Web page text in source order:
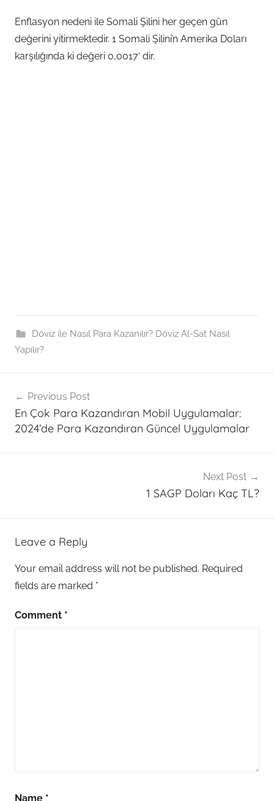
Enflasyon nedeni ile Somali Şilini her geçen gün
değerini yitirmektedir. 1 Somali Şilini’n Amerika Doları
karşılığında ki değeri 0,0017′ dir.
Döviz ile Nasıl Para Kazanılır? Döviz Al-Sat Nasıl
Yapılır?
a
r
a
,
o
m
l
r
navigation
Previous Post
En Çok Para Kazandıran Mobil Uygulamalar:
2024’de Para Kazandıran Güncel Uygulamalar
Next Post
1 SAGP Doları Kaç TL?
Leave a Reply
Your email address will not be published. Required
fields are marked *
Comment *
Name *